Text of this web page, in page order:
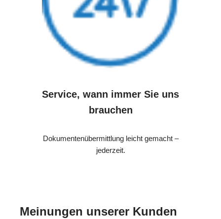
Service, wann immer Sie uns
brauchen
Dokumentenübermittlung leicht gemacht –
jederzeit.
Meinungen unserer Kunden